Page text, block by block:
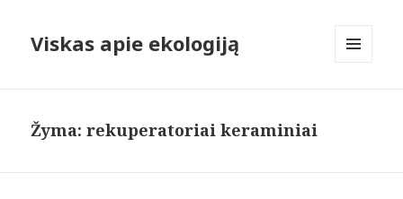
Viskas apie ekologiją
Žyma:rekuperatoriai keraminiai